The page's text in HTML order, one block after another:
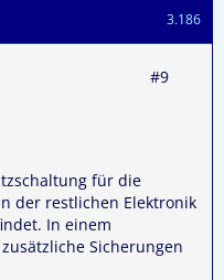
3.186
#9
für die
der restlichen Elektronik
In einem
Sicherungen